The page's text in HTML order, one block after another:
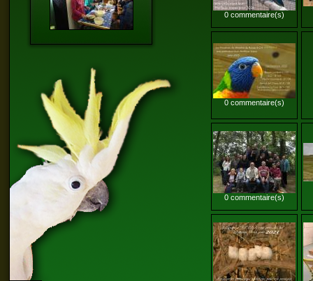
0 commentaire(s)
0 commentaire(s)
0 commentaire(s)